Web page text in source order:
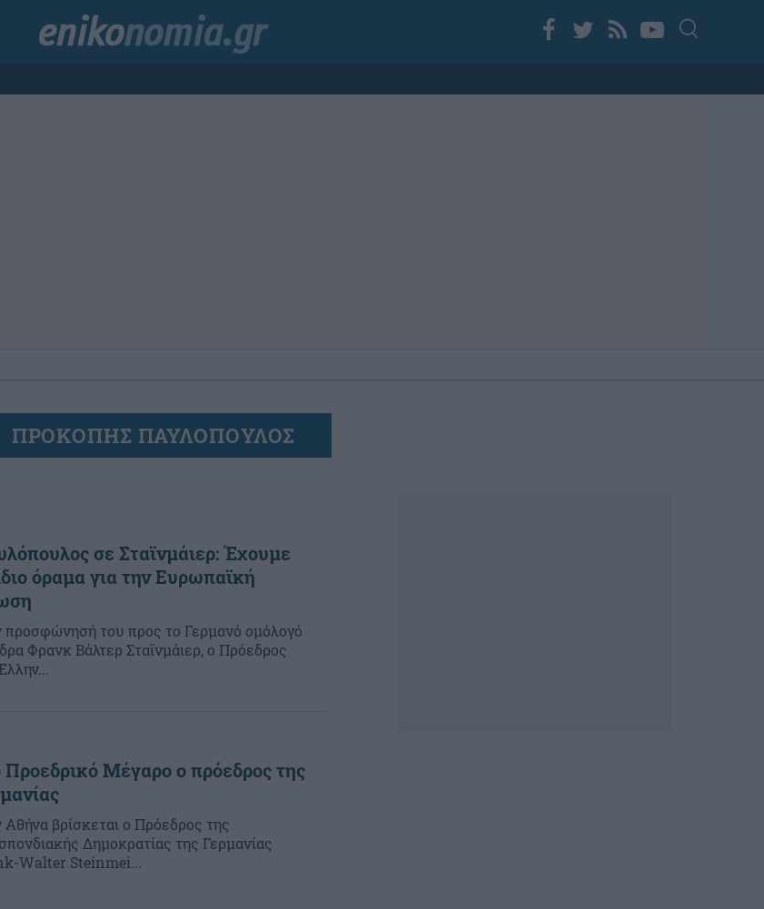
ΠΡΟΚΟΠΗΣ ΠΑΥΛΟΠΟΥΛΟΣ
σε Σταϊνμάιερ: Έχουμε
όραμα για την Ευρωπαϊκή
προσφώνησή του προς το Γερμανό ομόλογό
Φρανκ Βάλτερ Σταϊνμάιερ, ο Πρόεδρος
Προεδρικό Μέγαρο ο πρόεδρος της
Αθήνα βρίσκεται ο Πρόεδρος της
Δημοκρατίας της Γερμανίας
Walter Steinmei...